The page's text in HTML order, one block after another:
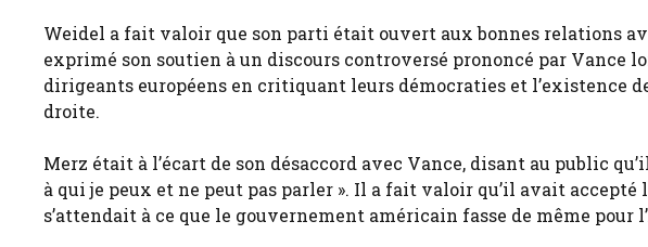
Weidel a fait valoir que son parti était ouvert aux bonnes relations
exprimé son soutien à un discours controversé prononcé par Vance
dirigeants européens en critiquant leurs démocraties et l’existence
droite.
Merz était à l’écart de son désaccord avec Vance, disant au public
à qui je peux et ne peut pas parler ». Il a fait valoir qu’il avait
s’attendait à ce que le gouvernement américain fasse de même pour